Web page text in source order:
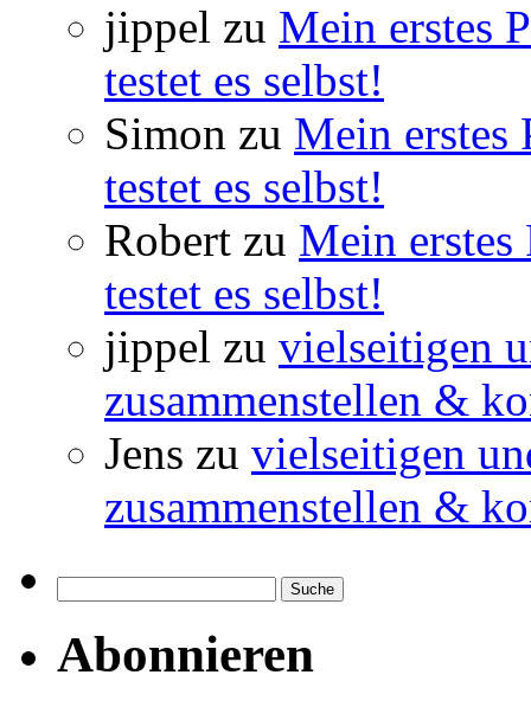
jippel zu Mein erstes
testet es selbst!
Simon zu Mein erstes
testet es selbst!
Robert zu Mein
testet es selbst!
jippel zu vielseitigen
zusammenstellen &
Jens zu vielseitigen
zusammenstellen &
Abonnieren